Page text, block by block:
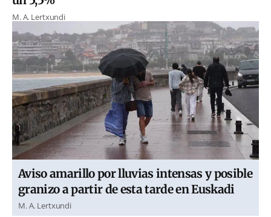
M. A. Lertxundi
Aviso amarillo por lluvias intensas y posible
granizo a partir de esta tarde en Euskadi
M. A. Lertxundi